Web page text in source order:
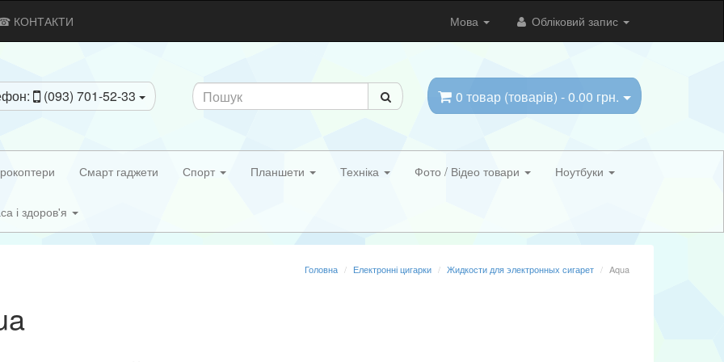
КОНТАКТИ Мова Обліковий запис
(093) 701-52-33 0 товар (товарів) - 0.00 грн.
Смарт гаджети Спорт Планшети Техніка Фото / Відео товари Ноутбуки
і здоров'я
Головна Електронні цигарки Жидкости для электронных сигарет Aqua